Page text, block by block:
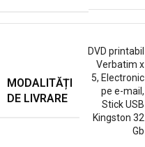
MODALITĂȚI
DE LIVRARE
DVD printabil
Verbatim x
5, Electronic
pe e-mail ,
Stick USB
Kingston 32
Gb